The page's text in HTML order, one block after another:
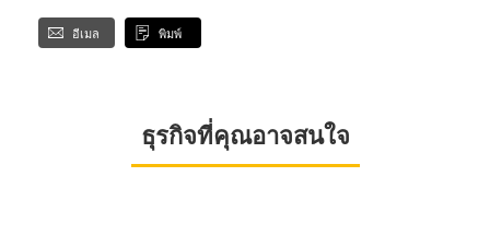
อีเมล พิมพ์
ธุรกิจที่คุณอาจสนใจ